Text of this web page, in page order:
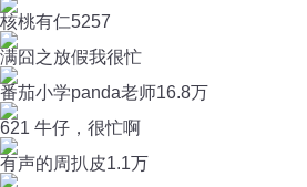
核桃有仁5257
满囧之放假我很忙
番茄小学panda老师16.8万
621 牛仔，很忙啊
有声的周扒皮1.1万